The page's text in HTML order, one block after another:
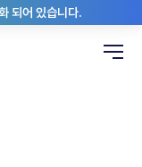
되어 있습니다.